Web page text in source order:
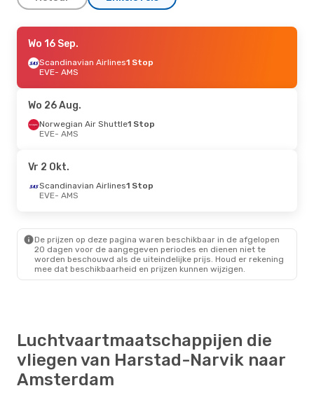
Ma 14 Sep.
Scandinavian Airlines
1 Stop
Scandinavian Airlines
1 Stop
AMS - EVE
Scandinavian Airlines
1 Stop
EVE- AMS
Scandinavian Airlines
Wo 16 Sep.
Scandinavian Airlines1 Stop
EVE- AMS
Wo 26 Aug.
Norwegian Air Shuttle1 Stop
EVE- AMS
Vr 2 Okt.
Scandinavian Airlines1 Stop
EVE- AMS
De prijzen op deze pagina waren beschikbaar in de afgelopen
20 dagen voor de aangegeven periodes en dienen niet te
worden beschouwd als de uiteindelijke prijs. Houd er rekening
mee dat beschikbaarheid en prijzen kunnen wijzigen.
Luchtvaartmaatschappijen die
vliegen van Harstad-Narvik naar
Amsterdam